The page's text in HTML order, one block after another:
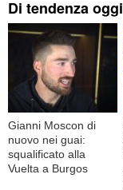
Di tendenza oggi
Gianni Moscon di
nuovo nei guai:
squalificato alla
Vuelta a Burgos